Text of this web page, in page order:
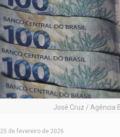
José Cruz / Agência
25 de fevereiro de 2026